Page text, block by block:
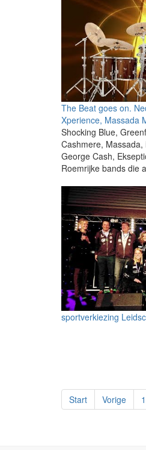
The Beat goes on.
Xperience, Massada
Shocking Blue,
Cashmere,
George Cash,
Roemrijke bands die
sportverkiezing
Start Vorige